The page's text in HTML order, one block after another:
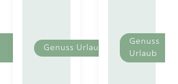
Genuss Urlaub
Genuss
Urlaub